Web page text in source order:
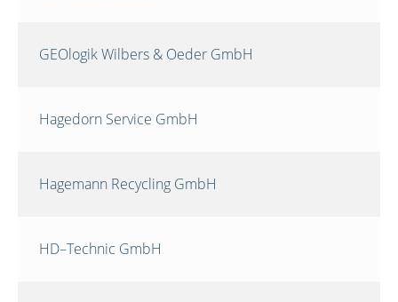
GEOlogik Wilbers & Oeder GmbH
Hagedorn Service GmbH
Hagemann Recycling GmbH
HD–Technic GmbH